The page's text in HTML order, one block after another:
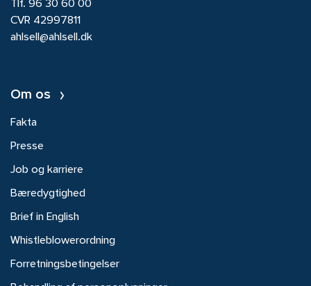
Tlf. 96 30 60 00
CVR 42997811
ahlsell@ahlsell.dk
Om os
Fakta
Presse
Job og karriere
Bæredygtighed
Brief in English
Whistleblowerordning
Forretningsbetingelser